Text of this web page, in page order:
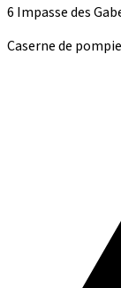
6 Impasse des
Caserne de